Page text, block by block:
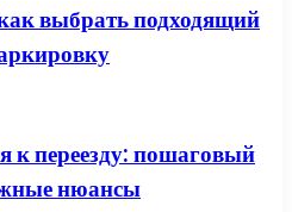
выбрать подходящий
к переезду: пошаговый
нюансы